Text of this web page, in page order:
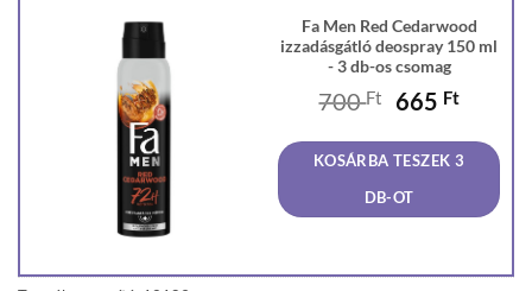
Fa Men Red Cedarwood
izzadásgátló deospray 150 ml
- 3 db-os csomag
700Ft
Original
was:
700 Ft.
665 Ft
is:
665
KOSÁRBA TESZEK 3
DB-OT